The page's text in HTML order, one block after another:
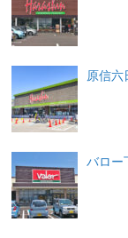
原信六
バロー